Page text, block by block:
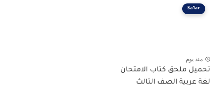
3a1ar
منذ يوم
تحميل ملحق كتاب الامتحان
لغة عربية الصف الثالث